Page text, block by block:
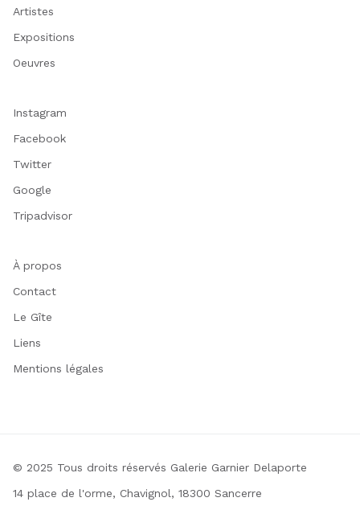
Artistes
Expositions
Oeuvres
Instagram
Facebook
Twitter
Google
Tripadvisor
À propos
Contact
Le Gîte
Liens
Mentions légales
© 2025 Tous droits réservés Galerie Garnier Delaporte
14 place de l'orme, Chavignol, 18300 Sancerre